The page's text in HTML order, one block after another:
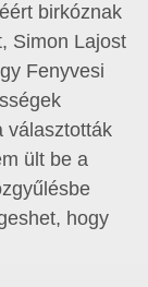
birkóznak
Simon Lajost
Fenyvesi
választották
ült be a
hogy